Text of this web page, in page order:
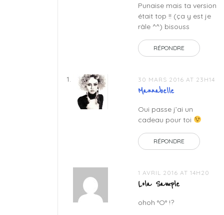
Punaise mais ta version
était top !! (ça y est je
râle ^^) bisouss
RÉPONDRE
30 MARS 2016 AT 23H14
Mannabelle
Oui passe j’ai un
cadeau pour toi
RÉPONDRE
1 AVRIL 2016 AT 14H20
Lola Sample
ohoh °O° !?